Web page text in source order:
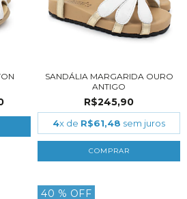
SANDÁLIA MARGARIDA OURO
ANTIGO
R$245,90
4x de R$61,48 sem juros
COMPRAR
40 % OFF